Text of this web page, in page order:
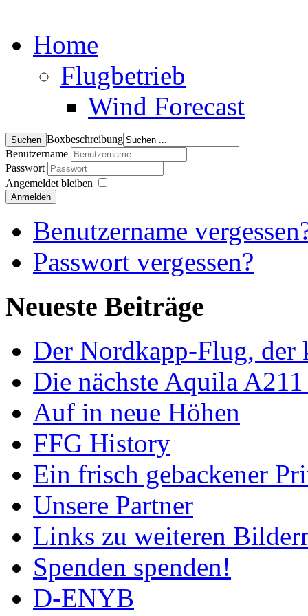
Home
Flugbetrieb
Wind Forecast
Boxbeschreibung
Benutzername
Passwort
Angemeldet bleiben
Anmelden
Benutzername
Passwort vergessen?
Neueste Beiträge
Der Nordkapp-Flug, der
Die nächste Aquila
Auf in neue Höhen
FFG History
Ein frisch gebackener
Unsere Partner
Links zu weiteren
Spenden spenden!
D-ENYB